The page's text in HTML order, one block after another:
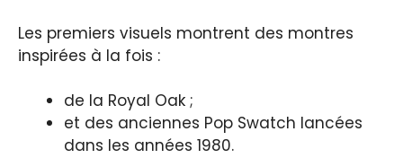
Les premiers visuels montrent des montres
inspirées à la fois :
de la Royal Oak ;
et des anciennes Pop Swatch lancées
dans les années 1980.